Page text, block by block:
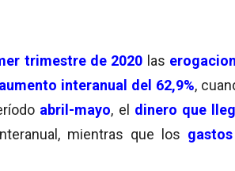
trimestre de 2020 las
aumento interanual del 62,9%,
abril-mayo, el dinero que
mientras que los gastos